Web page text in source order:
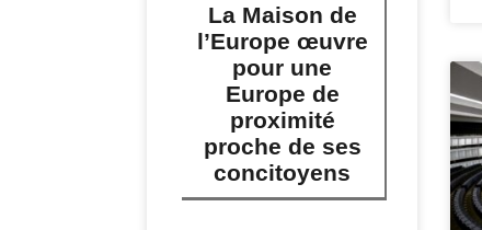
La Maison de
l’Europe œuvre
pour une
Europe de
proximité
proche de ses
concitoyens